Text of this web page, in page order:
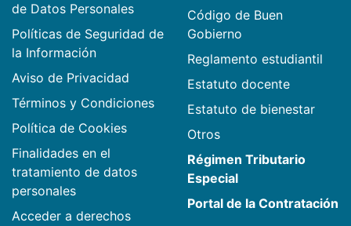
de Datos Personales
Políticas de Seguridad de
la Información
Aviso de Privacidad
Términos y Condiciones
Política de Cookies
Finalidades en el
tratamiento de datos
personales
Acceder a derechos
Código de Buen
Gobierno
Reglamento estudiantil
Estatuto docente
Estatuto de bienestar
Otros
Régimen Tributario
Especial
Portal de la Contratación